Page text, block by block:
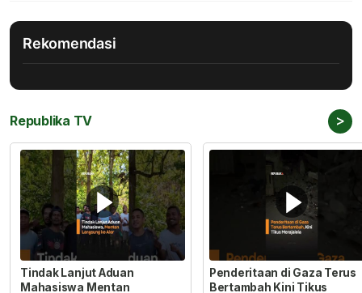
Rekomendasi
Republika TV >
Tindak Lanjut Aduan
Mahasiswa Mentan
Penderitaan di Gaza Terus
Bertambah Kini Tikus